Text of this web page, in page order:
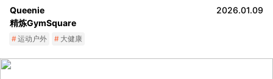
Queenie
精炼GymSquare
2026.01.09
#运动户外 # 大健康